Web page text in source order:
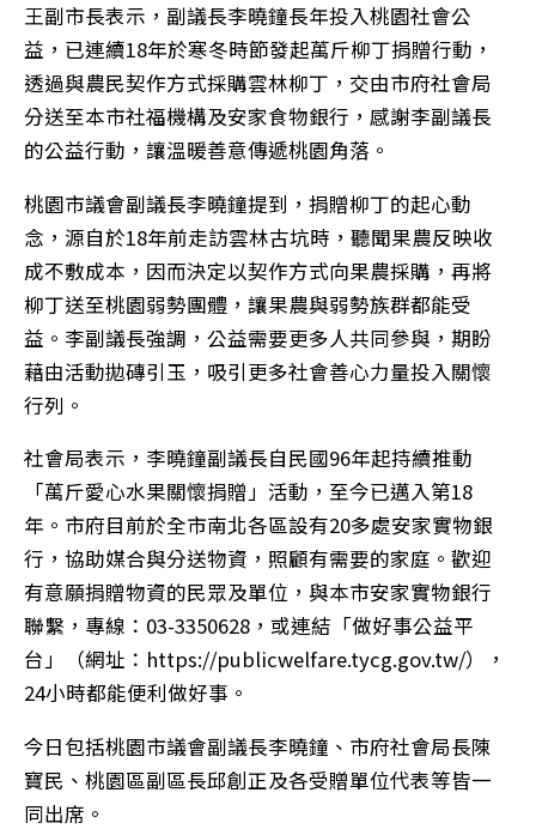
王副市長表示，副議長李曉鐘長年投入桃園社會公
益，已連續18年於寒冬時節發起萬斤柳丁捐贈行動，
透過與農民契作方式採購雲林柳丁，交由市府社會局
分送至本市社福機構及安家食物銀行，感謝李副議長
的公益行動，讓溫暖善意傳遞桃園角落。
桃園市議會副議長李曉鐘提到，捐贈柳丁的起心動
念，源自於18年前走訪雲林古坑時，聽聞果農反映收
成不敷成本，因而決定以契作方式向果農採購，再將
柳丁送至桃園弱勢團體，讓果農與弱勢族群都能受
益。李副議長強調，公益需要更多人共同參與，期盼
藉由活動拋磚引玉，吸引更多社會善心力量投入關懷
行列。
社會局表示，李曉鐘副議長自民國96年起持續推動
「萬斤愛心水果關懷捐贈」活動，至今已邁入第18
年。市府目前於全市南北各區設有20多處安家實物銀
行，協助媒合與分送物資，照顧有需要的家庭。歡迎
有意願捐贈物資的民眾及單位，與本市安家實物銀行
聯繫，專線：03-3350628，或連結「做好事公益平
台」（網址：https://publicwelfare.tycg.gov.tw/），
24小時都能便利做好事。
今日包括桃園市議會副議長李曉鐘、市府社會局長陳
寶民、桃園區副區長邱創正及各受贈單位代表等皆一
同出席。